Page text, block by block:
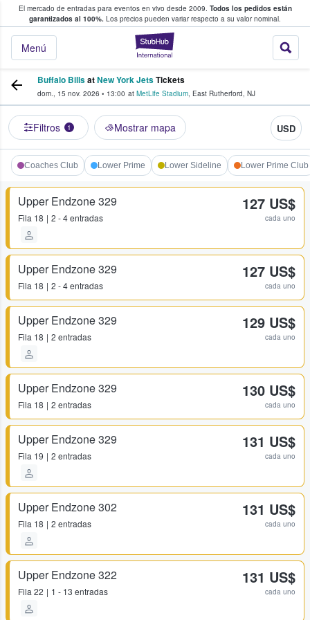
El mercado de entradas para eventos en vivo desde 2009. Todos los pedidos están
garantizados al 100%. Los precios pueden variar respecto a su valor nominal.
StubHub:
Menú
y venta de entradas entre fans
Buffalo BillsatNew York JetsTickets
dom., 15 nov. 2026 • 13:00 at MetLife Stadium, East Rutherford, NJ
Filtros 1 Mostrar mapa USD
Coaches Club Lower Prime Lower Sideline Lower Prime Club
Upper Endzone 329
Fila 18 2 - 4 entradas
127 US$
cada uno
Upper Endzone 329
Fila 18 2 - 4 entradas
127 US$
cada uno
Upper Endzone 329
Fila 18 2 entradas
129 US$
cada uno
Upper Endzone 329
Fila 18 2 entradas
130 US$
cada uno
Upper Endzone 329
Fila 19 2 entradas
131 US$
cada uno
Upper Endzone 302
Fila 18 2 entradas
131 US$
cada uno
Upper Endzone 322
Fila 22 1 - 13 entradas
131 US$
cada uno